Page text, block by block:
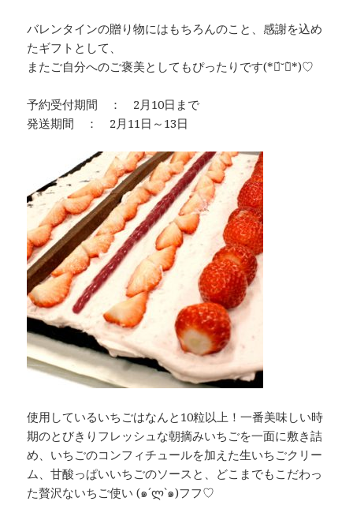
バレンタインの贈り物にはもちろんのこと、感謝を込め
たギフトとして、
またご自分へのご褒美としてもぴったりです(*ฅ́˘ฅ̀*)♡
予約受付期間 ： 2月10日まで
発送期間 ： 2月11日～13日
使用しているいちごはなんと10粒以上！一番美味しい時
期のとびきりフレッシュな朝摘みいちごを一面に敷き詰
め、いちごのコンフィチュールを加えた生いちごクリー
ム、甘酸っぱいいちごのソースと、どこまでもこだわっ
た贅沢ないちご使い (๑´ლ`๑)フフ♡